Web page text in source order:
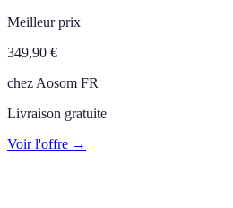
Meilleur prix
349,90 €
chez Aosom FR
Livraison gratuite
Voir l'offre →